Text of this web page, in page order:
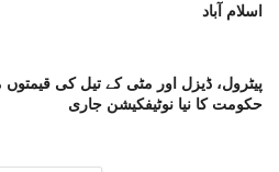
اسلام آباد
پیٹرول، ڈیزل اور مٹی کے تیل کی
حکومت کا نیا نوٹیفکیشن جاری